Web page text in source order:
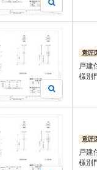
意匠
戸建
様別
意匠
戸建
様別